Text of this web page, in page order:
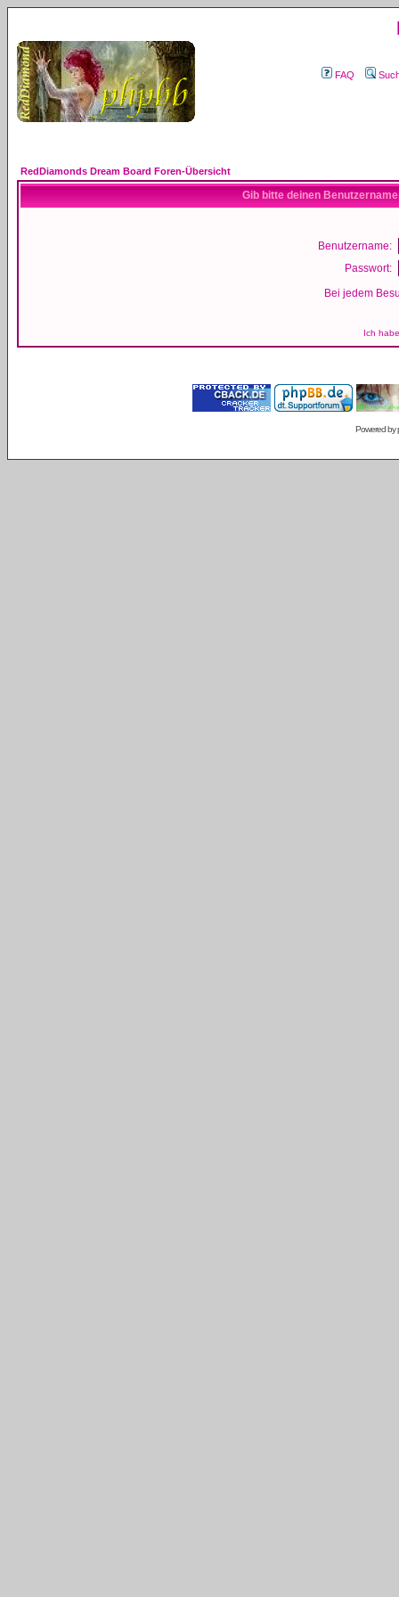
FAQ
RedDiamonds Dream Board Foren-Übersicht
Gib bitte deinen
Benutzername:
Passwort:
Bei jedem
Ich
Powered by